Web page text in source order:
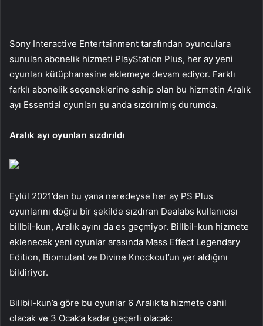
Sony Interactive Entertainment tarafından oyunculara
sunulan abonelik hizmeti PlayStation Plus, her ay yeni
oyunları kütüphanesine eklemeye devam ediyor. Farklı
farklı abonelik seçeneklerine sahip olan bu hizmetin Aralık
ayı Essential oyunları şu anda sızdırılmış durumda.
Aralık ayı oyunları sızdırıldı
Eylül 2021’den bu yana neredeyse her ay PS Plus
oyunlarını doğru bir şekilde sızdıran Dealabs kullanıcısı
billbil-kun, Aralık ayını da es geçmiyor. Billbil-kun hizmete
eklenecek yeni oyunlar arasında Mass Effect Legendary
Edition, Biomutant ve Divine Knockout’un yer aldığını
bildiriyor.
Billbil-kun’a göre bu oyunlar 6 Aralık’ta hizmete dahil
olacak ve 3 Ocak’a kadar geçerli olacak: